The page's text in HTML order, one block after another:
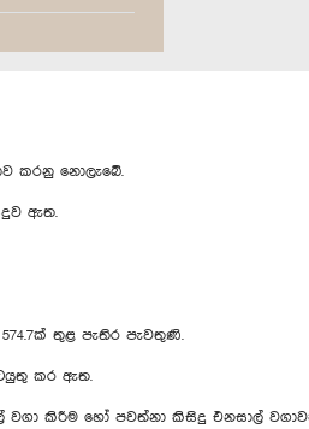
නොලැබේ.
ඇත.
තුළ පැතිර පැවතුණි.
කර ඇත.
කිරීම හෝ පවත්නා කිසිදු එනසාල්